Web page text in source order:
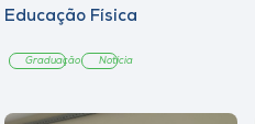
Educação Física
Graduação Notícia